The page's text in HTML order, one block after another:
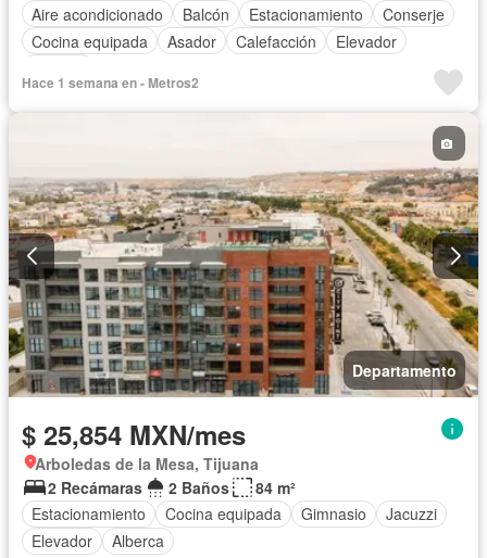
Aire acondicionado
Balcón Estacionamiento
Conserje
Cocina equipada
Asador Calefacción
Elevador
Hace 1 semana en - Metros2
Departamento
$ 25,854 MXN/mes
Arboledas de la Mesa, Tijuana
2 Recámaras
2 Baños
84 m²
Estacionamiento
Cocina equipada Gimnasio
Jacuzzi
Elevador
Alberca